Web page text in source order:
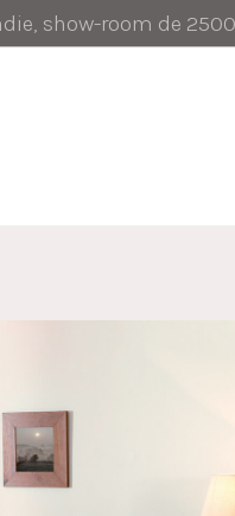
show-room de